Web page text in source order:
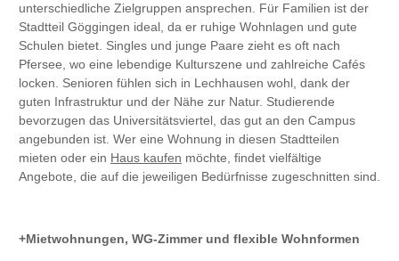
unterschiedliche Zielgruppen ansprechen. Für Familien ist der
Stadtteil Göggingen ideal, da er ruhige Wohnlagen und gute
Schulen bietet. Singles und junge Paare zieht es oft nach
Pfersee, wo eine lebendige Kulturszene und zahlreiche Cafés
locken. Senioren fühlen sich in Lechhausen wohl, dank der
guten Infrastruktur und der Nähe zur Natur. Studierende
bevorzugen das Universitätsviertel, das gut an den Campus
angebunden ist. Wer eine Wohnung in diesen Stadtteilen
mieten oder ein Haus kaufen möchte, findet vielfältige
Angebote, die auf die jeweiligen Bedürfnisse zugeschnitten sind.
Mietwohnungen, WG-Zimmer und flexible Wohnformen